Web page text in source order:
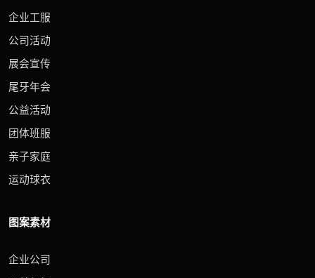
企业工服
公司活动
展会宣传
尾牙年会
公益活动
团体班服
亲子家庭
运动球衣
图案素材
企业公司